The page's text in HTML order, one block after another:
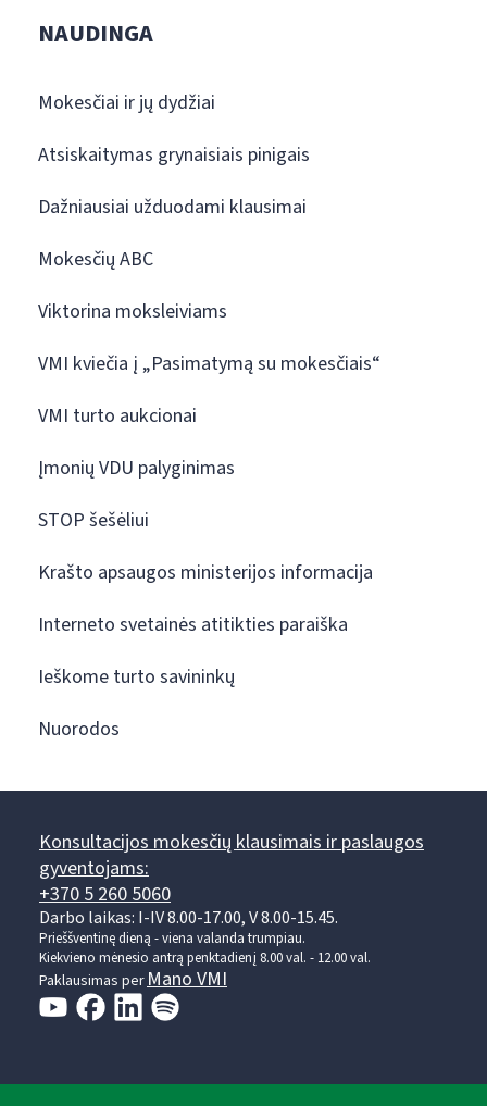
NAUDINGA
Mokesčiai ir jų dydžiai
Atsiskaitymas grynaisiais pinigais
Dažniausiai užduodami klausimai
Mokesčių ABC
Viktorina moksleiviams
VMI kviečia į „Pasimatymą su mokesčiais“
VMI turto aukcionai
Įmonių VDU palyginimas
STOP šešėliui
Krašto apsaugos ministerijos informacija
Interneto svetainės atitikties paraiška
Ieškome turto savininkų
Nuorodos
Konsultacijos mokesčių klausimais ir paslaugos
gyventojams:
+370 5 260 5060
Darbo laikas: I-IV 8.00-17.00, V 8.00-15.45.
Prieššventinę dieną - viena valanda trumpiau.
Kiekvieno mėnesio antrą penktadienį 8.00 val. - 12.00 val.
Paklausimas perMano VMI